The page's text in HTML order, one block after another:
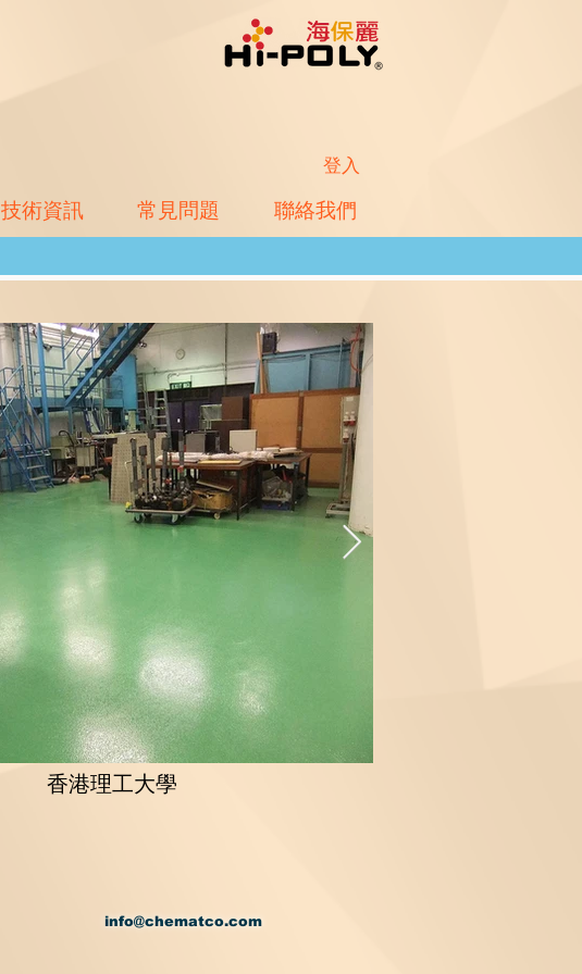
登入
技術資訊 常見問題 聯絡我們
香港理工大學
info@chematco.com